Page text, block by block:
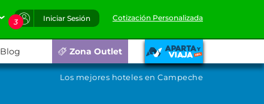
3 Iniciar Sesión Cotización Personalizada
Blog Zona Outlet
Los mejores hoteles en Campeche